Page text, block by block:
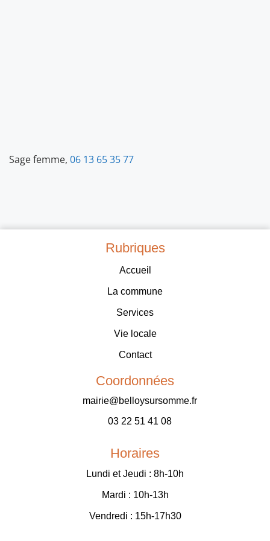
Sage femme, 06 13 65 35 77
Rubriques
Accueil
La commune
Services
Vie locale
Contact
Coordonnées
mairie@belloysursomme.fr
03 22 51 41 08
Horaires
Lundi et Jeudi : 8h-10h
Mardi : 10h-13h
Vendredi : 15h-17h30